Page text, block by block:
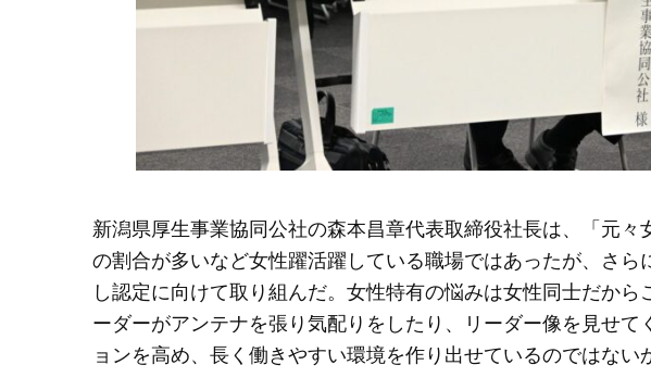
新潟県厚生事業協同公社の森本昌章代表取締役社長は、「元々
の割合が多いなど女性躍活躍している職場ではあったが、さ
し認定に向けて取り組んだ。女性特有の悩みは女性同士だから
ーダーがアンテナを張り気配りをしたり、リーダー像を見せて
ョンを高め、長く働きやすい環境を作り出せているのではない